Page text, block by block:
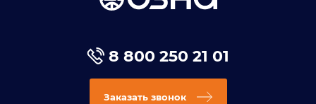
8 800 250 21 01
Заказать звонок